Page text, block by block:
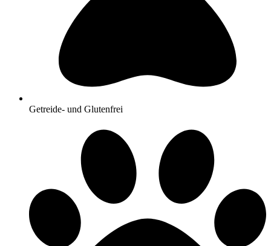
Getreide- und Glutenfrei